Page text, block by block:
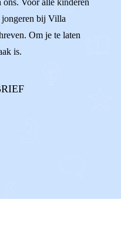
Voor alle kinderen
jongeren bij Villa
Om je te laten
is.